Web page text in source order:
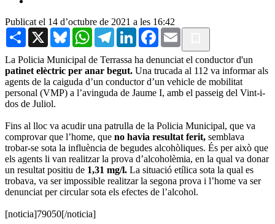
Publicat el 14 d’octubre de 2021 a les 16:42
Share X BlueskyWhatsAppTelegramLinkedInFacebook
Email
La Policia Municipal de Terrassa ha denunciat el conductor d'un
patinet elèctric per anar begut. Una trucada al 112 va informar als
agents de la caiguda d’un conductor d’un vehicle de mobilitat
personal (VMP) a l’avinguda de Jaume I, amb el passeig del Vint-i-
dos de Juliol.
Fins al lloc va acudir una patrulla de la Policia Municipal, que va
comprovar que l’home, que no havia resultat ferit, semblava
trobar-se sota la influència de begudes alcohòliques. És per això que
els agents li van realitzar la prova d’alcoholèmia, en la qual va donar
un resultat positiu de 1,31 mg/l. La situació etílica sota la qual es
trobava, va ser impossible realitzar la segona prova i l’home va ser
denunciat per circular sota els efectes de l’alcohol.
[noticia]79050[/noticia]